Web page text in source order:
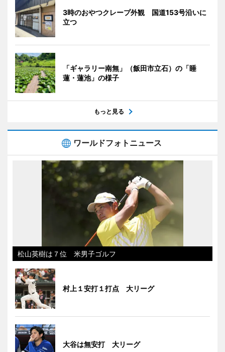
3時のおやつクレープ外観 国道153号沿いに
立つ
「ギャラリー南無」（飯田市立石）の「睡
蓮・蓮池」の様子
もっと見る
ワールドフォトニュース
松山英樹は７位 米男子ゴルフ
村上１安打１打点 大リーグ
大谷は無安打 大リーグ